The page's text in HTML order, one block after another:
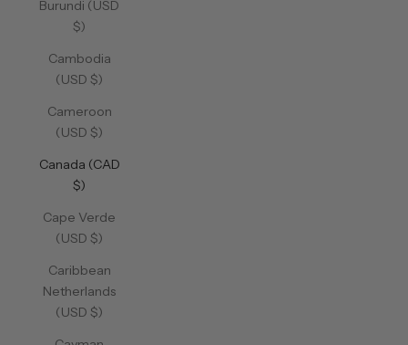
Burundi (USD
$)
Cambodia
(USD $)
Cameroon
(USD $)
Canada (CAD
$)
Cape Verde
(USD $)
Caribbean
Netherlands
(USD $)